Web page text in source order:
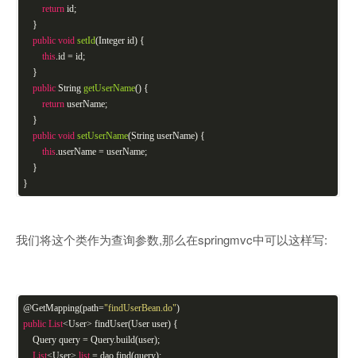
returnid;
}
public void setId(Integer id) {
this.id = id;
}
publicString getUserName() {
returnuserName;
}
public void setUserName(String userName) {
this.userName = userName;
}
}
我们将这个类作为查询参数,那么在springmvc中可以这样写:
@GetMapping(path="findUserBean.do")
public List<User> findUser(User user) {
Query query = Query.build(user);
List<User> list= dao.find(query);